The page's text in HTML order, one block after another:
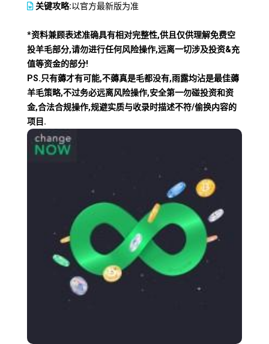
关键攻略:以官方最新版为准
*资料兼顾表述准确具有相对完整性,供且仅供理解免费空
投羊毛部分,请勿进行任何风险操作,远离一切涉及投资&充
值等资金的部分!
PS.只有薅才有可能,不薅真是毛都没有,雨露均沾是最佳薅
羊毛策略,不过务必远离风险操作,安全第一勿碰投资和资
金,合法合规操作,规避实质与收录时描述不符/偷换内容的
项目.